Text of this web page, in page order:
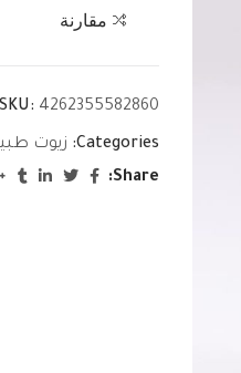
مقارنة
SKU: 4262355582860
Categories: زيوت
Share: